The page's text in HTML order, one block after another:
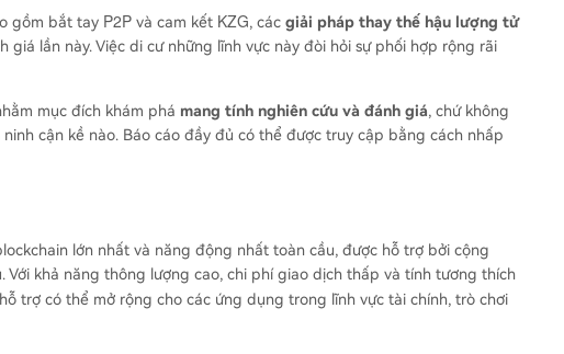
gồm bắt tay P2P và cam kết KZG, các giải pháp thay thế hậu lượng tử
lần này. Việc di cư những lĩnh vực này đòi hỏi sự phối hợp rộng rãi
mục đích khám phá mang tính nghiên cứu và đánh giá, chứ không
cận kề nào. Báo cáo đầy đủ có thể được truy cập bằng cách nhấp
lớn nhất và năng động nhất toàn cầu, được hỗ trợ bởi cộng
khả năng thông lượng cao, chi phí giao dịch thấp và tính tương thích
trợ có thể mở rộng cho các ứng dụng trong lĩnh vực tài chính, trò chơi